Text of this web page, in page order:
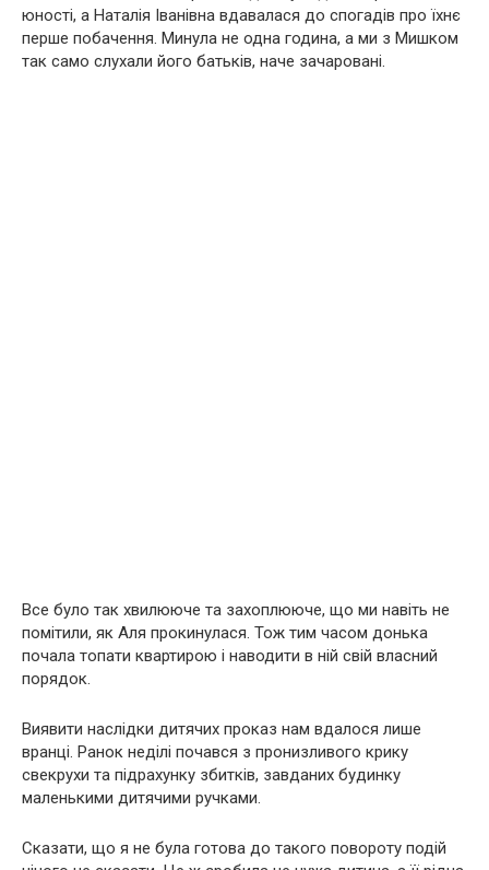
юності, а Наталія Іванівна вдавалася до спогадів про їхнє
перше побачення. Минула не одна година, а ми з Мишком
так само слухали його батьків, наче зачаровані.
Все було так хвилююче та захоплююче, що ми навіть не
помітили, як Аля прокинулася. Тож тим часом донька
почала топати квартирою і наводити в ній свій власний
порядок.
Виявити наслідки дитячих проказ нам вдалося лише
вранці. Ранок неділі почався з пронизливого крику
свекрухи та підрахунку збитків, завданих будинку
маленькими дитячими ручками.
Сказати, що я не була готова до такого повороту подій